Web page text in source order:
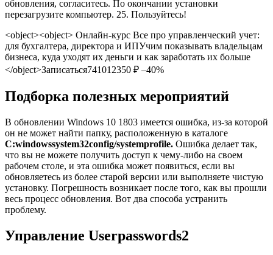
обновления, согласитесь. По окончании установки
перезагрузите компьютер. 25. Пользуйтесь!
<object><object> Онлайн-курс Все про управленческий учет:
для бухгалтера, директора и ИПУчим показывать владельцам
бизнеса, куда уходят их деньги и как заработать их больше
</object>Записаться741012350 ₽ –40%
Подборка полезных мероприятий
В обновлении Windows 10 1803 имеется ошибка, из-за которой
он не может найти папку, расположенную в каталоге
C:windowssystem32config/systemprofile. Ошибка делает так,
что вы не можете получить доступ к чему-либо на своем
рабочем столе, и эта ошибка может появиться, если вы
обновляетесь из более старой версии или выполняете чистую
установку. Погрешность возникает после того, как вы прошли
весь процесс обновления. Вот два способа устранить
проблему.
Управление Userpasswords2